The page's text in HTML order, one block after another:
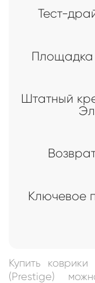
Тест-
Штатный
Ключевое
Купить
(Prestige)